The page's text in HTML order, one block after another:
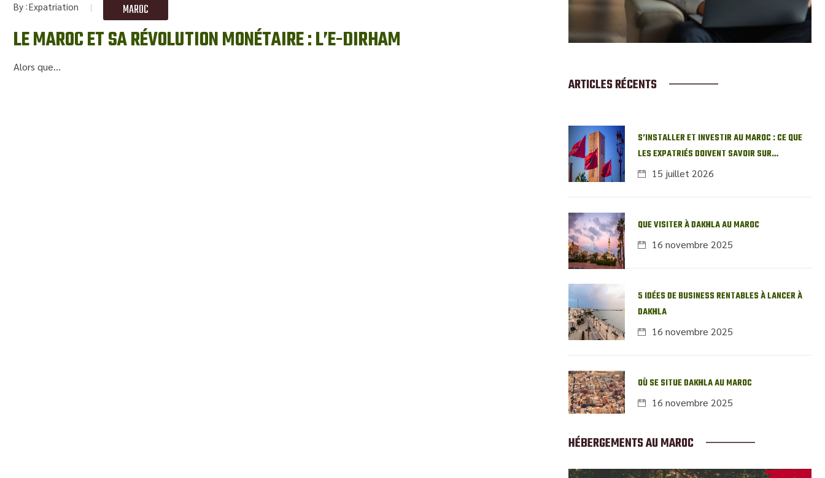
By Expatriation MAROC
LE MAROC ET SA RÉVOLUTION MONÉTAIRE : L’E-DIRHAM
Alors que...
ARTICLES RÉCENTS
S’INSTALLER ET INVESTIR AU MAROC : CE QUE
LES EXPATRIÉS DOIVENT SAVOIR SUR
L’IMMOBILIER LOCAL
15 juillet 2026
QUE VISITER À DAKHLA AU MAROC
16 novembre 2025
5 IDÉES DE BUSINESS RENTABLES À LANCER À
DAKHLA
16 novembre 2025
OÙ SE SITUE DAKHLA AU MAROC
16 novembre 2025
HÉBERGEMENTS AU MAROC